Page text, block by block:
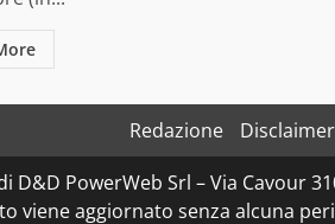
Redazione Disclaimer
PowerWeb Srl – Via Cavour
viene aggiornato senza alcuna